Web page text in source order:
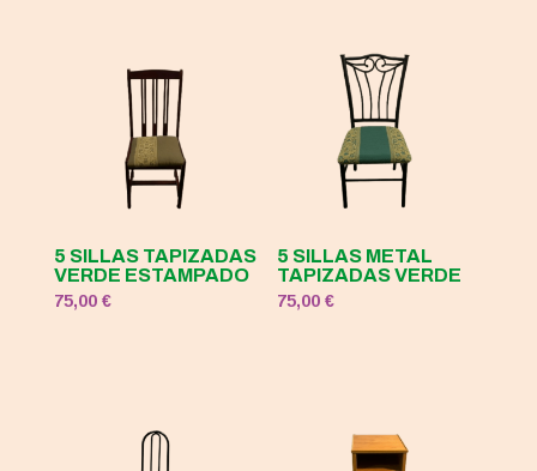
5 SILLAS TAPIZADAS
VERDE ESTAMPADO
75,00 €
5 SILLAS METAL
TAPIZADAS VERDE
75,00€